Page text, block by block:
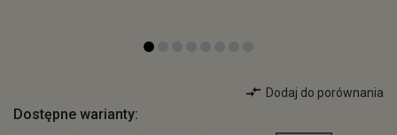
Dodaj do porównania
Dostępne warianty: